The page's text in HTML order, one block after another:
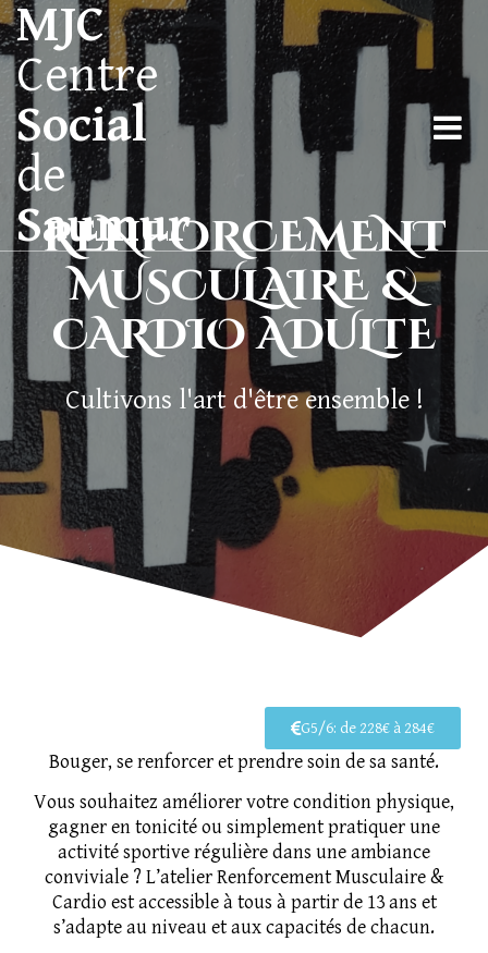
MJC
Centre
Social
de
Saumur
RENFORCEMENT
MUSCULAIRE &
CARDIO ADULTE
Cultivons l'art d'être ensemble !
G5/6: de 228€ à 284€
Bouger, se renforcer et prendre soin de sa santé.
Vous souhaitez améliorer votre condition physique,
gagner en tonicité ou simplement pratiquer une
activité sportive régulière dans une ambiance
conviviale ? L’atelier Renforcement Musculaire &
Cardio est accessible à tous à partir de 13 ans et
s’adapte au niveau et aux capacités de chacun.